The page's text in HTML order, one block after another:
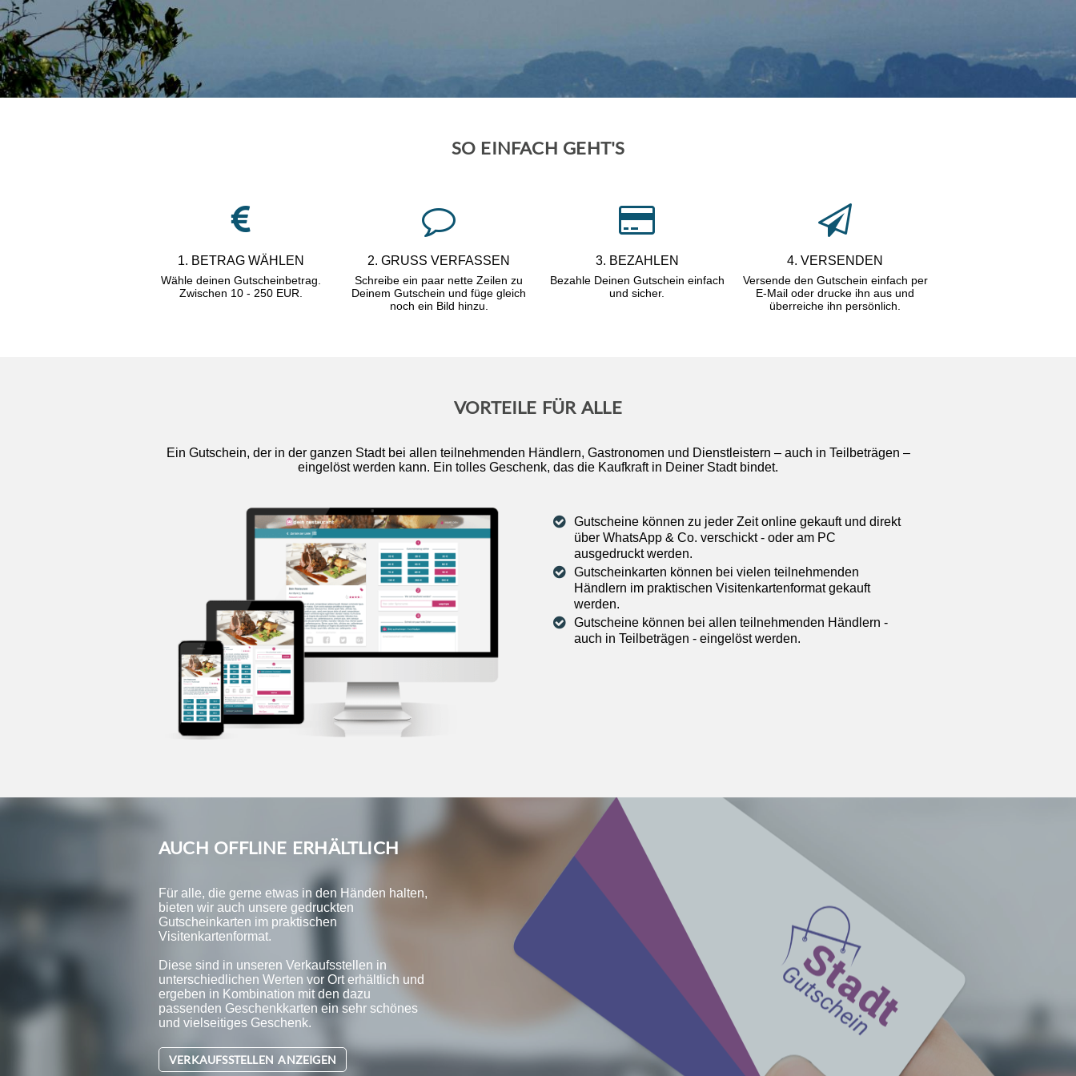
SO EINFACH GEHT'S
1. BETRAG WÄHLEN
Wähle deinen Gutscheinbetrag.
Zwischen 10 - 250 EUR.
2. GRUSS VERFASSEN
Schreibe ein paar nette Zeilen zu
Deinem Gutschein und füge gleich
noch ein Bild hinzu.
3. BEZAHLEN
Bezahle Deinen Gutschein einfach
und sicher.
4. VERSENDEN
Versende den Gutschein einfach per
E-Mail oder drucke ihn aus und
überreiche ihn persönlich.
VORTEILE FÜR ALLE
Ein Gutschein, der in der ganzen Stadt bei allen teilnehmenden Händlern, Gastronomen und Dienstleistern – auch in Teilbeträgen –
eingelöst werden kann. Ein tolles Geschenk, das die Kaufkraft in Deiner Stadt bindet.
Gutscheine können zu jeder Zeit online gekauft und direkt
über WhatsApp & Co. verschickt - oder am PC
ausgedruckt werden.
Gutscheinkarten können bei vielen teilnehmenden
Händlern im praktischen Visitenkartenformat gekauft
werden.
Gutscheine können bei allen teilnehmenden Händlern -
auch in Teilbeträgen - eingelöst werden.
AUCH OFFLINE ERHÄLTLICH
Für alle, die gerne etwas in den Händen halten,
bieten wir auch unsere gedruckten
Gutscheinkarten im praktischen
Visitenkartenformat.
Diese sind in unseren Verkaufsstellen in
unterschiedlichen Werten vor Ort erhältlich und
ergeben in Kombination mit den dazu
passenden Geschenkkarten ein sehr schönes
und vielseitiges Geschenk.
VERKAUFSSTELLEN ANZEIGEN